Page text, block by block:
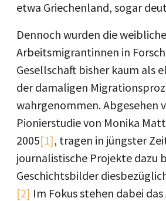
etwa Griechenland, sogar
Dennoch wurden die
Arbeitsmigrantinnen in
Gesellschaft bisher kaum als
der damaligen
wahrgenommen. Abgesehen
Pionierstudie von Monika
2005[1], tragen in jüngster
journalistische Projekte dazu
Geschichtsbilder
[2] Im Fokus stehen dabei